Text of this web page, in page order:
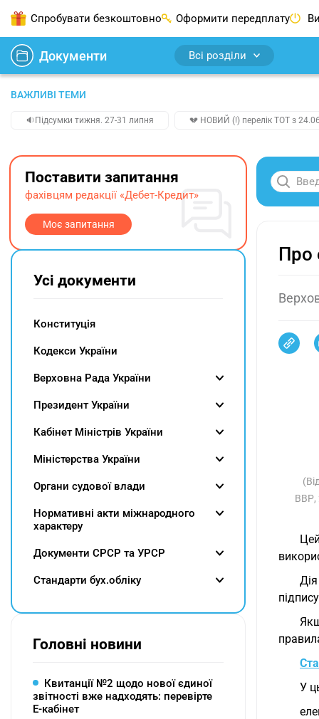
Спробувати безкоштовно Оформити передплату
Документи Всі розділи
ВАЖЛИВІ ТЕМИ
🔉Підсумки тижня. 27-31 липня 💔 НОВИЙ (!) перелік ТОТ з
Про
ВВР,
У
Поставити запитання
фахівцям редакції «Дебет-Кредит»
Моє запитання
Усі документи
Конституція
Кодекси України
Верховна Рада України
Президент України
Кабінет Міністрів України
Міністерства України
Органи судової влади
Нормативні акти міжнародного
характеру
Документи СРСР та УРСР
Cтандарти бух.обліку
Головні новини
Квитанції №2 щодо нової єдиної
звітності вже надходять: перевірте
Е-кабінет